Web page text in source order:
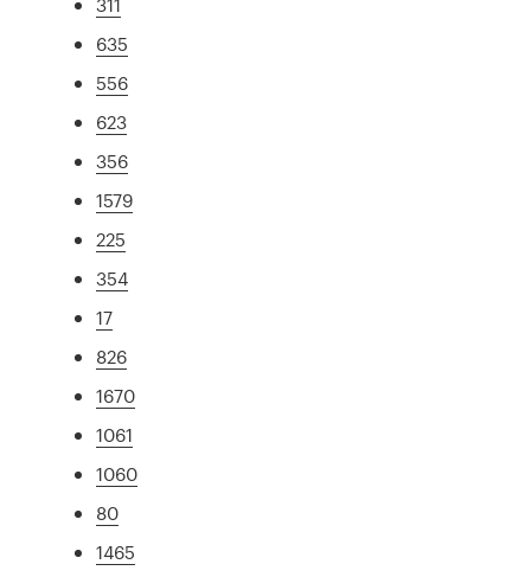
635
556
623
356
1579
225
354
17
826
1670
1061
1060
80
1465